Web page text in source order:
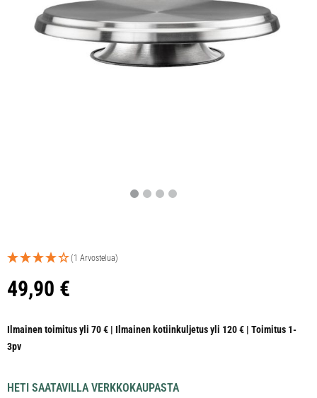
(1 Arvostelua)
49,90 €
Ilmainen toimitus yli 70 € | Ilmainen kotiinkuljetus yli 120 € | Toimitus 1-
3pv
HETI SAATAVILLA VERKKOKAUPASTA